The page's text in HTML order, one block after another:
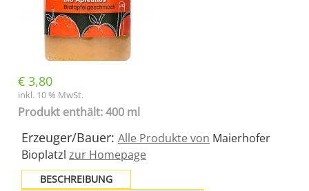
€ 3,80
inkl. 10 % MwSt.
Produkt enthält: 400 ml
Erzeuger/Bauer: Alle Produkte von Maierhofer
Bioplatzl zur Homepage
BESCHREIBUNG